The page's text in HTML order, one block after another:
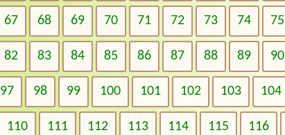
67 68 69 70 71 72 73 74 75
82 83 84 85 86 87 88 89 90
97 98 99 100 101 102 103 104
110 111 112 113 114 115 116